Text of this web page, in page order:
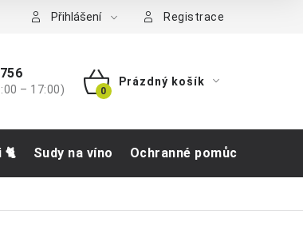
Přihlášení Registrace
– 17:00)
NÁKUPNÍ
Prázdný košík
🐈 Sudy na víno Ochranné pomůcky